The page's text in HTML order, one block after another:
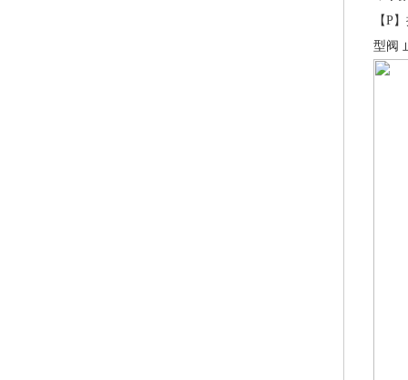
【P】
型阀